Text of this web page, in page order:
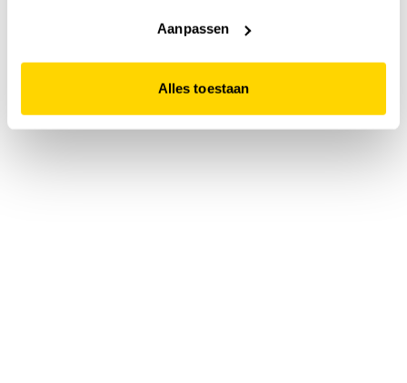
website niet optimaal functioneert.
Aanpassen
Alles toestaan